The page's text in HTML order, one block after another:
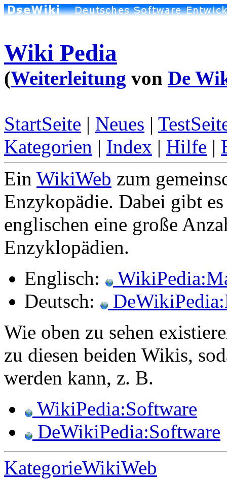
Wiki Pedia
(Weiterleitung von De
StartSeite | Neues |
Kategorien | Index | Hilfe |
Ein WikiWeb zum
Enzykopädie. Dabei gibt
englischen eine große
Enzyklopädien.
Englisch:
Deutsch:
Wie oben zu sehen
zu diesen beiden Wikis,
werden kann, z. B.
WikiPedia:Software
DeWikiPedia:Software
KategorieWikiWeb